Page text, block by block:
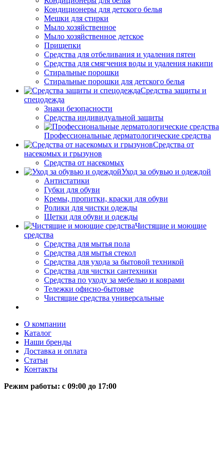
Кондиционеры для детского белья
Мешки для стирки
Мыло хозяйственное
Мыло хозяйственное детское
Прищепки
Средства для отбеливания и удаления пятен
Средства для смягчения воды и удаления накипи
Стиральные порошки
Стиральные порошки для детского белья
Средства защиты и
спецодежда
Знаки безопасности
Средства индивидуальной защиты
Профессиональные дерматологические средства
Средства от
насекомых и грызунов
Средства от насекомых
Уход за обувью и одеждой
Антистатики
Губки для обуви
Кремы, пропитки, краски для обуви
Ролики для чистки одежды
Щетки для обуви и одежды
Чистящие и моющие
средства
Средства для мытья пола
Средства для мытья стекол
Средства для ухода за бытовой техникой
Средства для чистки сантехники
Средства по уходу за мебелью и коврами
Тележки офисно-бытовые
Чистящие средства универсальные
О компании
Каталог
Наши бренды
Доставка и оплата
Статьи
Контакты
Режим работы: c 09:00 до 17:00